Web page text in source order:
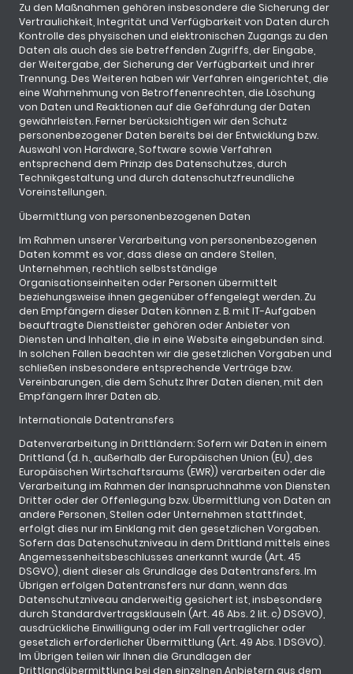
Zu den Maßnahmen gehören insbesondere die Sicherung der
Vertraulichkeit, Integrität und Verfügbarkeit von Daten durch
Kontrolle des physischen und elektronischen Zugangs zu den
Daten als auch des sie betreffenden Zugriffs, der Eingabe,
der Weitergabe, der Sicherung der Verfügbarkeit und ihrer
Trennung. Des Weiteren haben wir Verfahren eingerichtet, die
eine Wahrnehmung von Betroffenenrechten, die Löschung
von Daten und Reaktionen auf die Gefährdung der Daten
gewährleisten. Ferner berücksichtigen wir den Schutz
personenbezogener Daten bereits bei der Entwicklung bzw.
Auswahl von Hardware, Software sowie Verfahren
entsprechend dem Prinzip des Datenschutzes, durch
Technikgestaltung und durch datenschutzfreundliche
Voreinstellungen.
Übermittlung von personenbezogenen Daten
Im Rahmen unserer Verarbeitung von personenbezogenen
Daten kommt es vor, dass diese an andere Stellen,
Unternehmen, rechtlich selbstständige
Organisationseinheiten oder Personen übermittelt
beziehungsweise ihnen gegenüber offengelegt werden. Zu
den Empfängern dieser Daten können z. B. mit IT-Aufgaben
beauftragte Dienstleister gehören oder Anbieter von
Diensten und Inhalten, die in eine Website eingebunden sind.
In solchen Fällen beachten wir die gesetzlichen Vorgaben und
schließen insbesondere entsprechende Verträge bzw.
Vereinbarungen, die dem Schutz Ihrer Daten dienen, mit den
Empfängern Ihrer Daten ab.
Internationale Datentransfers
Datenverarbeitung in Drittländern: Sofern wir Daten in einem
Drittland (d. h., außerhalb der Europäischen Union (EU), des
Europäischen Wirtschaftsraums (EWR)) verarbeiten oder die
Verarbeitung im Rahmen der Inanspruchnahme von Diensten
Dritter oder der Offenlegung bzw. Übermittlung von Daten an
andere Personen, Stellen oder Unternehmen stattfindet,
erfolgt dies nur im Einklang mit den gesetzlichen Vorgaben.
Sofern das Datenschutzniveau in dem Drittland mittels eines
Angemessenheitsbeschlusses anerkannt wurde (Art. 45
DSGVO), dient dieser als Grundlage des Datentransfers. Im
Übrigen erfolgen Datentransfers nur dann, wenn das
Datenschutzniveau anderweitig gesichert ist, insbesondere
durch Standardvertragsklauseln (Art. 46 Abs. 2 lit. c) DSGVO),
ausdrückliche Einwilligung oder im Fall vertraglicher oder
gesetzlich erforderlicher Übermittlung (Art. 49 Abs. 1 DSGVO).
Im Übrigen teilen wir Ihnen die Grundlagen der
Drittlandübermittlung bei den einzelnen Anbietern aus dem